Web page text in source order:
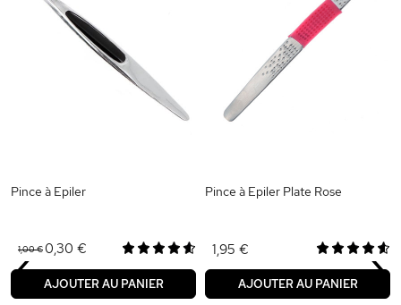
Pince à Epiler
1,00 €0,30 €
AJOUTER AU PANIER
Pince à Epiler Plate Rose
1,95 €
AJOUTER AU PANIER
‹ ›